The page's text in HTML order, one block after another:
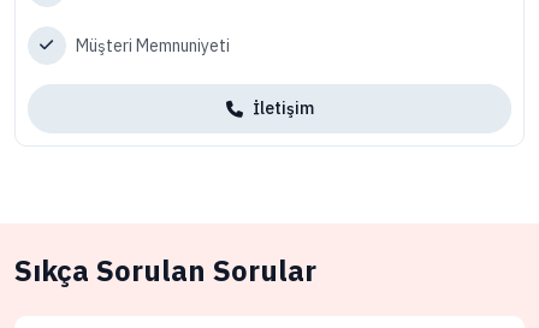
Müşteri Memnuniyeti
İletişim
Sıkça Sorulan Sorular